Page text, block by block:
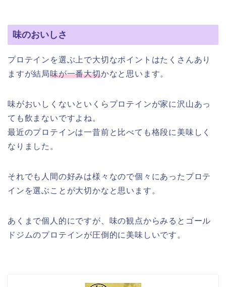
味のおいしさ
プロテインを選ぶ上で大切なポイントはたくさんあり
ますが結局味が一番大切かなと思います。
味がおいしくないといくらプロテインが家に沢山あっ
ても飲まないですよね。
最近のプロテインは一昔前と比べても格段に美味しく
なりました。
それでも人間の好みは様々なので個々にあったプロテ
インを選ぶことが大切かなと思います。
あくまで個人的にですが、味の観点からみるとゴール
ドジムのプロテインが圧倒的に美味しいです。